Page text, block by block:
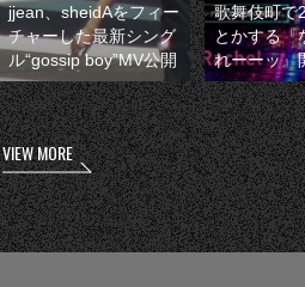
jjean、sheidAをフィー
チャーした最新シング
ル“gossip boy”MV公開
歌舞伎町で
とかする『
れーーッ』
VIEW MORE